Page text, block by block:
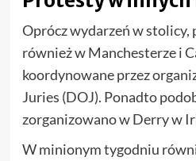
Oprócz wydarzeń w stolicy,
również w Manchesterze i
koordynowane przez
Juries (DOJ). Ponadto
zorganizowano w Derry w
W minionym tygodniu